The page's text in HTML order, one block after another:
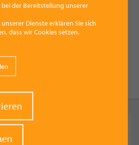
speichern (ics-Datei)
Email
der Bereitstellung unserer
Dienste erklären Sie sich
dass wir Cookies setzen.